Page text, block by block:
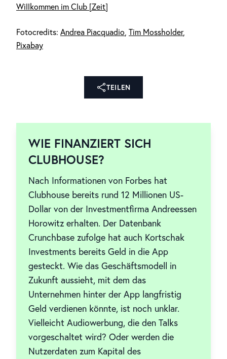
Willkommen im Club [Zeit]
Fotocredits: Andrea Piacquadio, Tim Mossholder,
Pixabay
TEILEN
WIE FINANZIERT SICH
CLUBHOUSE?
Nach Informationen von Forbes hat
Clubhouse bereits rund 12 Millionen US-
Dollar von der Investmentfirma Andreessen
Horowitz erhalten. Der Datenbank
Crunchbase zufolge hat auch Kortschak
Investments bereits Geld in die App
gesteckt. Wie das Geschäftsmodell in
Zukunft aussieht, mit dem das
Unternehmen hinter der App langfristig
Geld verdienen könnte, ist noch unklar.
Vielleicht Audiowerbung, die den Talks
vorgeschaltet wird? Oder werden die
Nutzerdaten zum Kapital des